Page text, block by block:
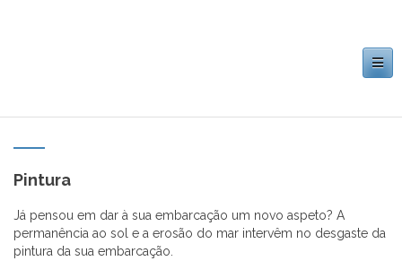
Toggle
navigation
Pintura
Já pensou em dar à sua embarcação um novo aspeto? A
permanência ao sol e a erosão do mar intervêm no desgaste da
pintura da sua embarcação.